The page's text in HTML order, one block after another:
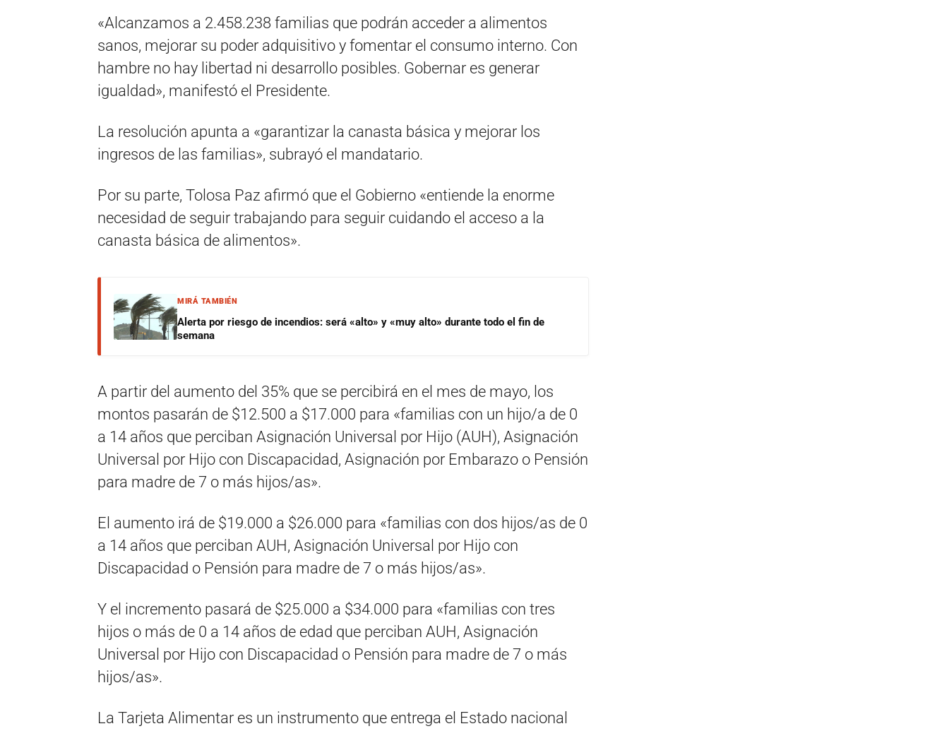
«Alcanzamos a 2.458.238 familias que podrán acceder a alimentos
sanos, mejorar su poder adquisitivo y fomentar el consumo interno. Con
hambre no hay libertad ni desarrollo posibles. Gobernar es generar
igualdad», manifestó el Presidente.
La resolución apunta a «garantizar la canasta básica y mejorar los
ingresos de las familias», subrayó el mandatario.
Por su parte, Tolosa Paz afirmó que el Gobierno «entiende la enorme
necesidad de seguir trabajando para seguir cuidando el acceso a la
canasta básica de alimentos».
MIRÁ TAMBIÉN
Alerta por riesgo de incendios: será «alto» y «muy alto» durante todo el fin de
semana
A partir del aumento del 35% que se percibirá en el mes de mayo, los
montos pasarán de $12.500 a $17.000 para «familias con un hijo/a de 0
a 14 años que perciban Asignación Universal por Hijo (AUH), Asignación
Universal por Hijo con Discapacidad, Asignación por Embarazo o Pensión
para madre de 7 o más hijos/as».
El aumento irá de $19.000 a $26.000 para «familias con dos hijos/as de 0
a 14 años que perciban AUH, Asignación Universal por Hijo con
Discapacidad o Pensión para madre de 7 o más hijos/as».
Y el incremento pasará de $25.000 a $34.000 para «familias con tres
hijos o más de 0 a 14 años de edad que perciban AUH, Asignación
Universal por Hijo con Discapacidad o Pensión para madre de 7 o más
hijos/as».
La Tarjeta Alimentar es un instrumento que entrega el Estado nacional